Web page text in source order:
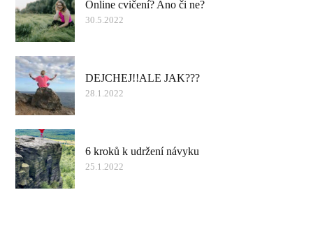
Online cvičení? Ano či ne?
30.5.2022
DEJCHEJ!!ALE JAK???
28.1.2022
6 kroků k udržení návyku
25.1.2022